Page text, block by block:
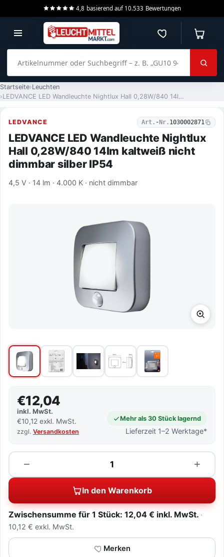
4,8 basierend auf 10.533 Bewertungen
Merkzettel
Startseite Leuchten
LEDVANCE LED Wandleuchte Nightlux Hall 0,28W/840 14lm kaltweiß nicht dimmbar silber IP54
LEDVANCE Art.-Nr. 1030002871
LEDVANCE LED Wandleuchte Nightlux
Hall 0,28W/840 14lm kaltweiß nicht
dimmbar silber IP54
4,5 V · 14 lm · 4.000 K · nicht dimmbar
€12,04
inkl. MwSt.
€10,12 exkl. MwSt.
zzgl. Versandkosten
Mehr als 30 Stück lagernd
Lieferzeit 1–2 Werktage*
−
Menge +
In den Warenkorb
Zwischensumme für 1 Stück: 12,04 € inkl. MwSt.
10,12 € exkl. MwSt.
Merken